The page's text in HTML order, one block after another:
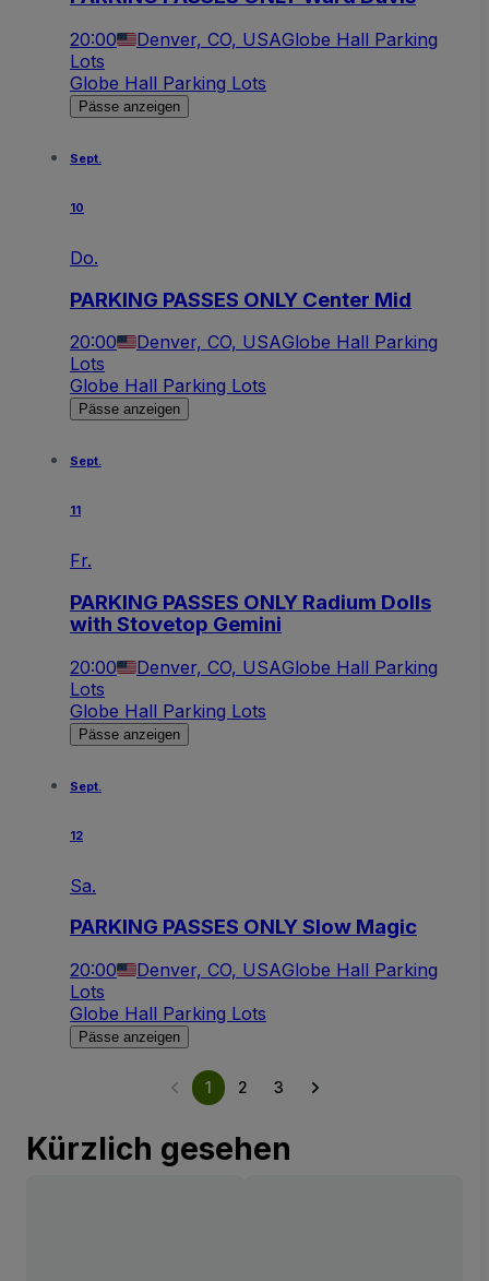
20:00 Denver, CO, USAGlobe Hall Parking
Lots
Globe Hall Parking Lots
Pässe anzeigen
Sept.
10
Do.
PARKING PASSES ONLY Center Mid
20:00 Denver, CO, USAGlobe Hall Parking
Lots
Globe Hall Parking Lots
Pässe anzeigen
Sept.
11
Fr.
PARKING PASSES ONLY Radium Dolls
with Stovetop Gemini
20:00 Denver, CO, USAGlobe Hall Parking
Lots
Globe Hall Parking Lots
Pässe anzeigen
Sept.
12
Sa.
PARKING PASSES ONLY Slow Magic
20:00 Denver, CO, USAGlobe Hall Parking
Lots
Globe Hall Parking Lots
Pässe anzeigen
1 2 3
Kürzlich gesehen